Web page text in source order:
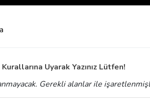
Uyarak Yazınız Lütfen!
Gerekli alanlarile